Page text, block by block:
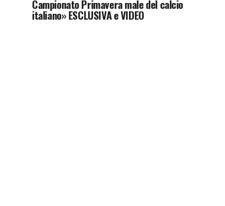
Campionato Primavera male del calcio
italiano» ESCLUSIVA e VIDEO